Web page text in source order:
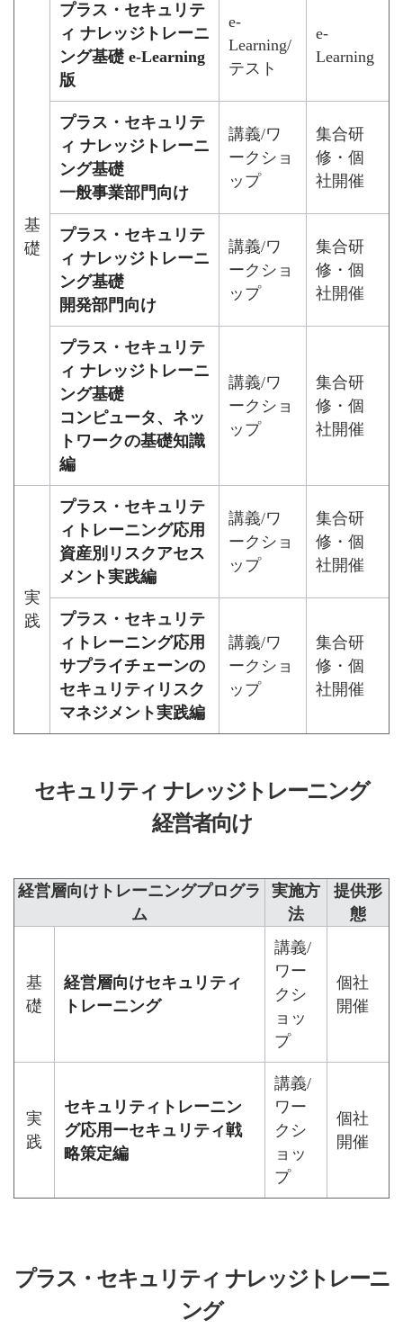
基
礎
プラス・セキュリテ
ィ ナレッジトレーニ
ング基礎 e-Learning
版
e-
Learning/
テスト
e-
Learning
プラス・セキュリテ
ィ ナレッジトレーニ
ング基礎
一般事業部門向け
講義/ワ
ークショ
ップ
集合研
修・個
社開催
プラス・セキュリテ
ィ ナレッジトレーニ
ング基礎
開発部門向け
講義/ワ
ークショ
ップ
集合研
修・個
社開催
プラス・セキュリテ
ィ ナレッジトレーニ
ング基礎
コンピュータ、ネッ
トワークの基礎知識
編
講義/ワ
ークショ
ップ
集合研
修・個
社開催
実
践
プラス・セキュリテ
ィトレーニング応用
資産別リスクアセス
メント実践編
講義/ワ
ークショ
ップ
集合研
修・個
社開催
プラス・セキュリテ
ィトレーニング応用
サプライチェーンの
セキュリティリスク
マネジメント実践編
講義/ワ
ークショ
ップ
集合研
修・個
社開催
セキュリティ ナレッジトレーニング
経営者向け
経営層向けトレーニングプログラ
ム
実施方
法
提供形
態
基
礎
経営層向けセキュリティ
トレーニング
講義/
ワー
クシ
ョッ
プ
個社
開催
実
践
セキュリティトレーニン
グ応用ーセキュリティ戦
略策定編
講義/
ワー
クシ
ョッ
プ
個社
開催
プラス・セキュリティ ナレッジトレーニ
ング